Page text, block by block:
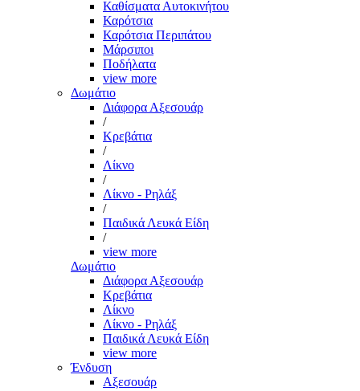
Καθίσματα Αυτοκινήτου
Καρότσια
Καρότσια Περιπάτου
Μάρσιποι
Ποδήλατα
view more
Δωμάτιο
Διάφορα Αξεσουάρ
/
Κρεβάτια
/
Λίκνο
/
Λίκνο - Ρηλάξ
/
Παιδικά Λευκά Είδη
/
view more
Δωμάτιο
Διάφορα Αξεσουάρ
Κρεβάτια
Λίκνο
Λίκνο - Ρηλάξ
Παιδικά Λευκά Είδη
view more
Ένδυση
Αξεσουάρ